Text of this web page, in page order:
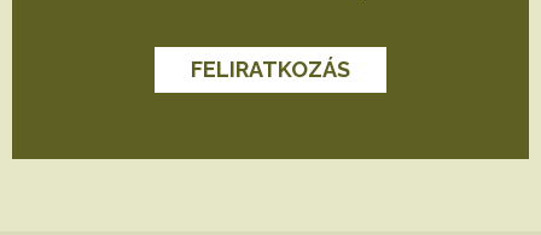
FELIRATKOZÁS